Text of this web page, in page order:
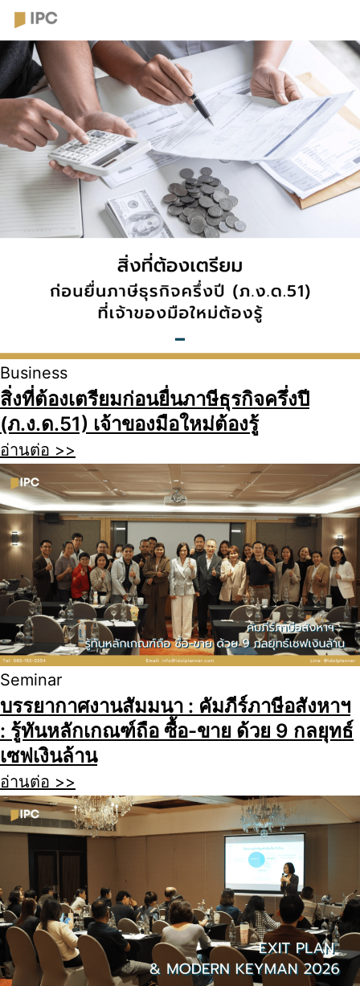
Business
สิ่งที่ต้องเตรียมก่อนยื่นภาษีธุรกิจครึ่งปี
(ภ.ง.ด.51) เจ้าของมือใหม่ต้องรู้
อ่านต่อ >>
Seminar
บรรยากาศงานสัมมนา : คัมภีร์ภาษีอสังหาฯ
: รู้ทันหลักเกณฑ์ถือ ซื้อ-ขาย ด้วย 9 กลยุทธ์
เซฟเงินล้าน
อ่านต่อ >>